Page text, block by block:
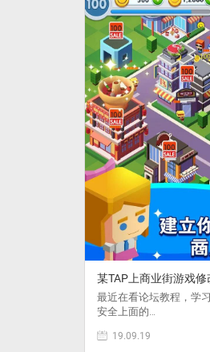
某TAP上商业街游戏修
最近在看论坛教程，学
安全上面的…
19.09.19